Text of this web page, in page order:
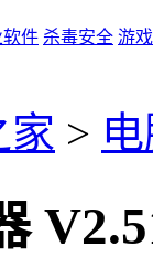
件 杀毒安全 游
家 >